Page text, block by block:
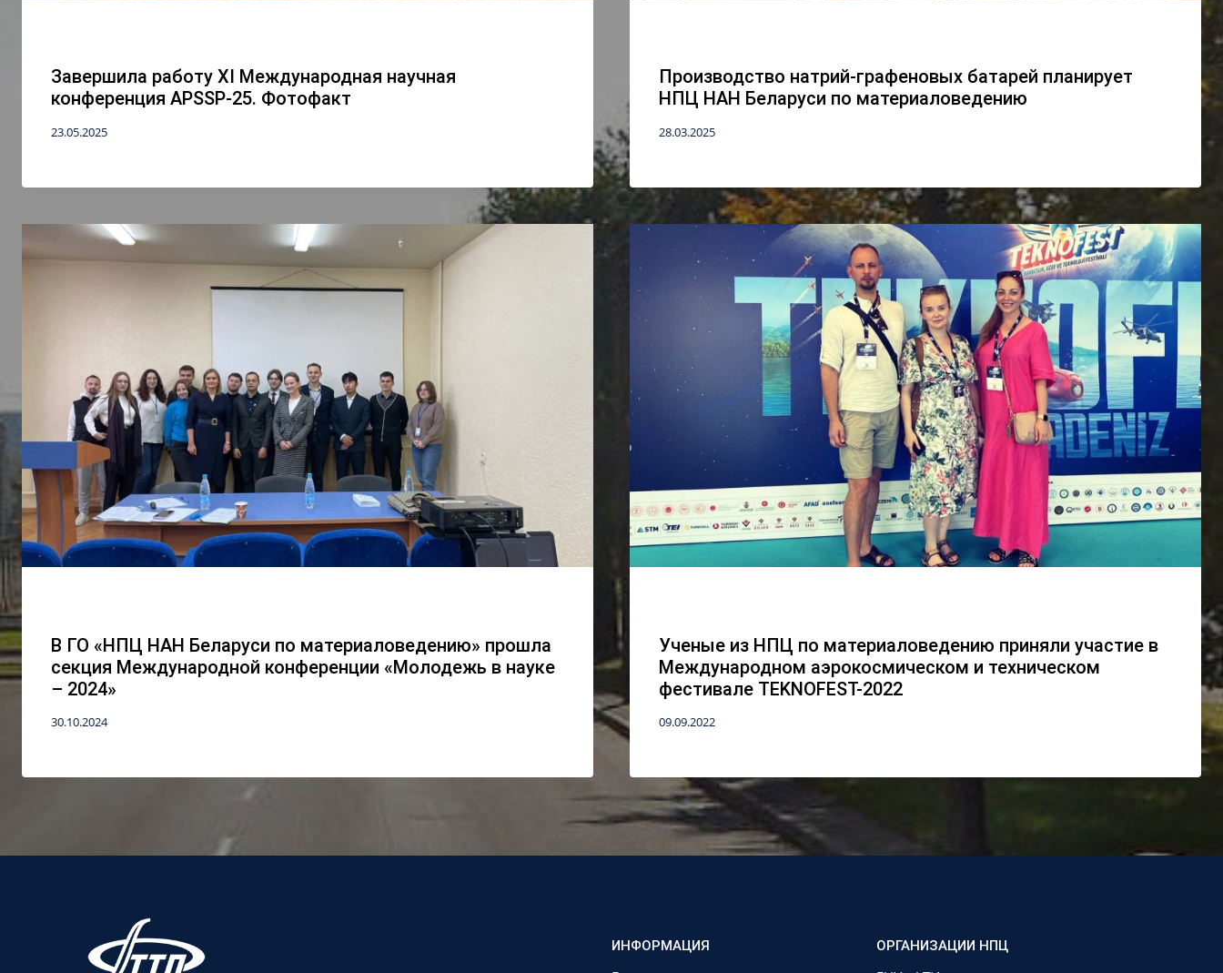
Завершила работу XI Международная научная
конференция APSSP-25. Фотофакт
23.05.2025
Производство натрий-графеновых батарей планирует
НПЦ НАН Беларуси по материаловедению
28.03.2025
В ГО «НПЦ НАН Беларуси по материаловедению» прошла
секция Международной конференции «Молодежь в науке
– 2024»
30.10.2024
Ученые из НПЦ по материаловедению приняли участие в
Международном аэрокосмическом и техническом
фестивале TEKNOFEST-2022
09.09.2022
ИНФОРМАЦИЯ ОРГАНИЗАЦИИ НПЦ